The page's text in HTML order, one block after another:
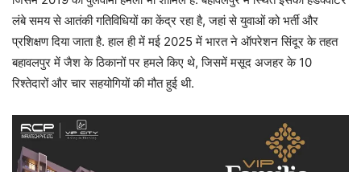
लंबे समय से आतंकी गतिविधियों का केंद्र रहा है, जहां से युवाओं को भर्ती और
प्रशिक्षण दिया जाता है. हाल ही में मई 2025 में भारत ने ऑपरेशन सिंदूर के तहत
बहावलपुर में जैश के ठिकानों पर हमले किए थे, जिसमें मसूद अजहर के 10
रिश्तेदारों और चार सहयोगियों की मौत हुई थी.